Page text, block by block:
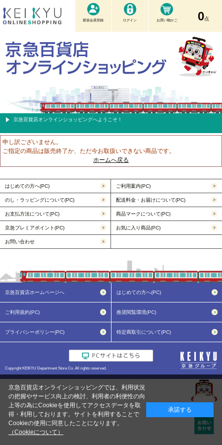
新規会員登録 ログイン お買い物かご 0点
京急百貨店オンラインショッピングへようこそ！
申し訳ございません。
ご指定の商品は販売終了か、ただ今お取扱いできない商品です。
ホームへ戻る
はじめての方へ(PC) ご利用案内(PC)
のし・ラッピングについて(PC) 配送料金・お届けについて(PC)
お支払方法について(PC) 商品マークについて(PC)
京急プレミアポイント(PC) お気に入り商品(PC)
お問い合わせ
京急百貨店ホームページへ はじめての方へ(PC)
ご利用規約(PC) 推奨閲覧環境(PC)
プライバシーポリシー(PC) 特定商取引について(PC)
Copyright KEIKYU Department Store Co. All rights reserved.
京急百貨店オンラインショッピングでは、利用状況
の把握やサービス向上の検討、利用者の利便性の向
上等の為にCookieを使用してアクセスデータを取
得・利用しております。サイトを利用することで
Cookieの使用に同意したことになります。
（Cookieについて）
承諾する